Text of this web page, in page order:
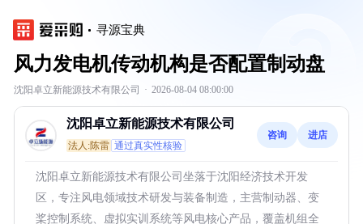
寻源宝典
风力发电机传动机构是否配置制动盘
沈阳卓立新能源技术有限公司 · 2026-08-04 08:00:00
沈阳卓立新能源技术有限公司
法人:陈雷 通过真实性核验
咨询 进店
沈阳卓立新能源技术有限公司坐落于沈阳经济技术开发
区，专注风电领域技术研发与装备制造，主营制动器、变
桨控制系统、虚拟实训系统等风电核心产品，覆盖机组全